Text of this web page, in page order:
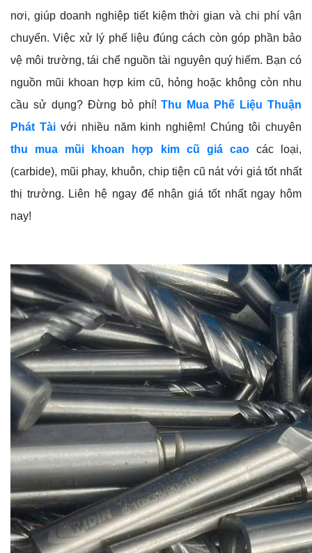
nơi, giúp doanh nghiệp tiết kiệm thời gian và chi phí vận
chuyển. Việc xử lý phế liệu đúng cách còn góp phần bảo
vệ môi trường, tái chế nguồn tài nguyên quý hiếm. Bạn có
nguồn mũi khoan hợp kim cũ, hỏng hoặc không còn nhu
cầu sử dụng? Đừng bỏ phí!Thu Mua Phế Liệu Thuận
Phát Tàivới nhiều năm kinh nghiệm! Chúng tôi chuyên
thu mua mũi khoan hợp kim cũ giá caocác loại,
(carbide), mũi phay, khuôn, chip tiện cũ nát với giá tốt nhất
thị trường. Liên hệ ngay để nhận giá tốt nhất ngay hôm
nay!